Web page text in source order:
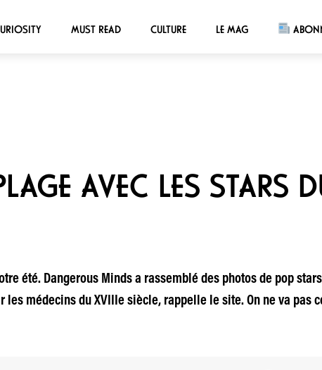
MUST READ CULTURE LE MAG
AVEC LES STARS
été. Dangerous Minds a rassemblé des photos de pop
médecins du XVIIIe siècle, rappelle le site. On ne va pas